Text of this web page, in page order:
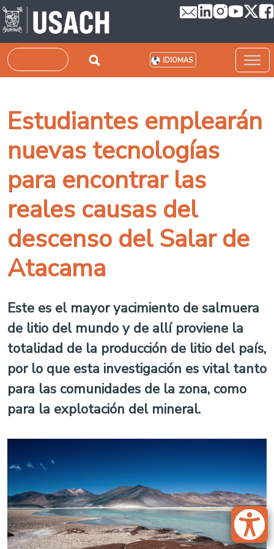
Pasar al contenido principal
Buscar IDIOMAS
Estudiantes emplearán
nuevas tecnologías
para encontrar las
reales causas del
descenso del Salar de
Atacama
Este es el mayor yacimiento de salmuera
de litio del mundo y de allí proviene la
totalidad de la producción de litio del país,
por lo que esta investigación es vital tanto
para las comunidades de la zona, como
para la explotación del mineral.